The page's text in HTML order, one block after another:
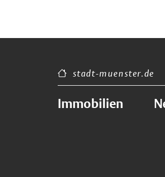
stadt-muenster.de
Immobilien